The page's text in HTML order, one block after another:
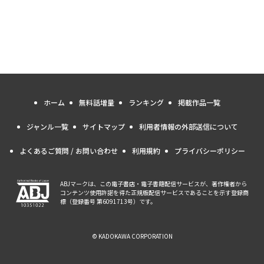
ホーム 無料話増量 ランキング 掲載作品一覧
ジャンル一覧 サイトマップ 利用者情報の外部送信について
よくあるご質問 / お問い合わせ 利用規約 プライバシーポリシー
ABJマークは、この電子書店・電子書籍配信サービスが、著作権者から
コンテンツ使用許諾を得た正規版配信サービスであることを示す登録商
標（登録番号 第6091713号）です。
© KADOKAWA CORPORATION